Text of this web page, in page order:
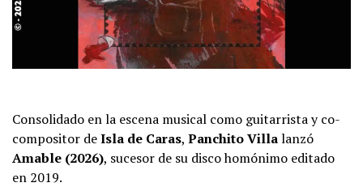
Consolidado en la escena musical como guitarrista y co-
compositor deIsla de Caras, Panchito Villalanzó
Amable (2026), sucesor de su disco homónimo editado
en 2019.